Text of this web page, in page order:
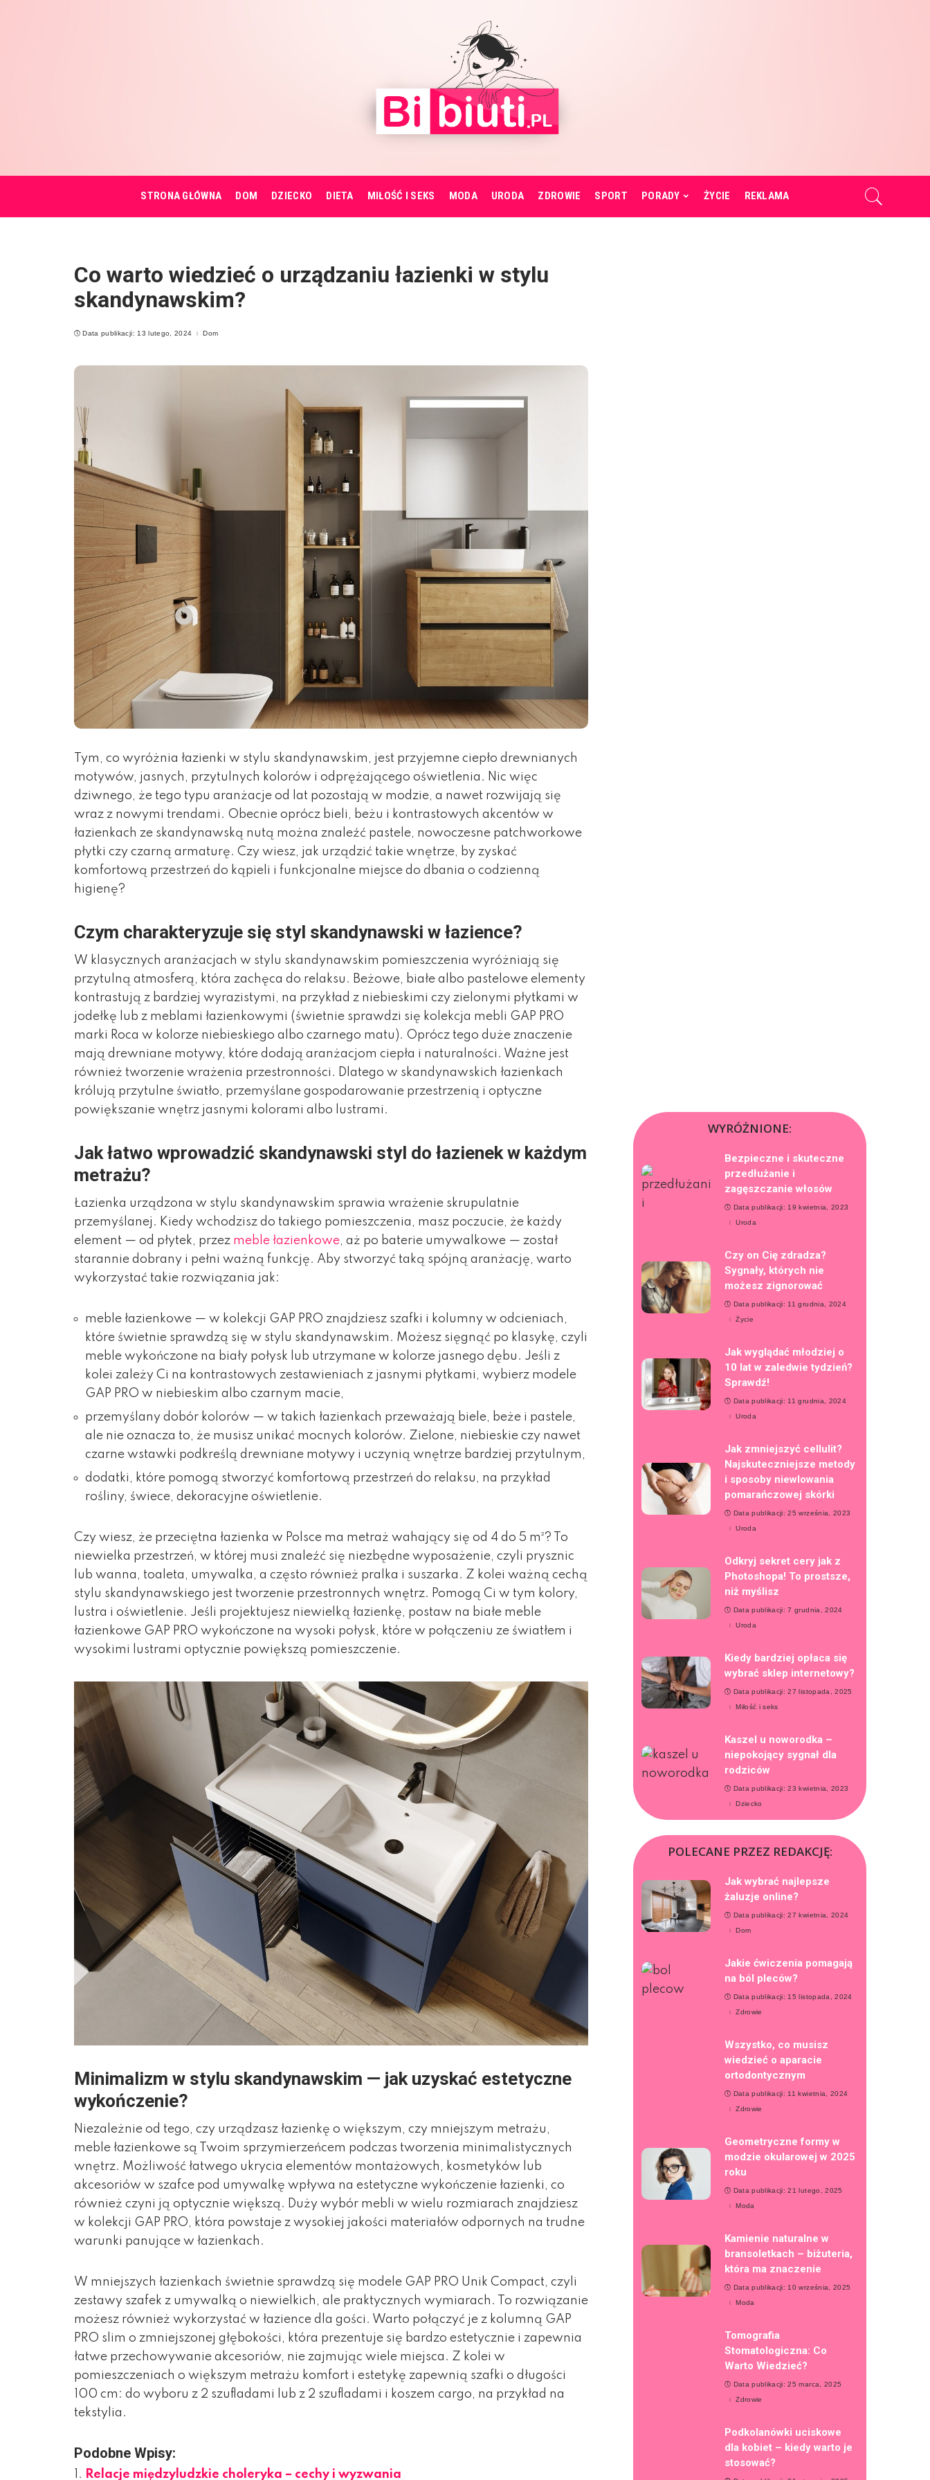
STRONA GŁÓWNA DOM DZIECKO DIETA MIŁOŚĆ I SEKS MODA URODA ZDROWIE SPORT PORADY ŻYCIE REKLAMA
Co warto wiedzieć o urządzaniu łazienki w stylu
skandynawskim?
Data publikacji: 13 lutego, 2024 Dom
Tym, co wyróżnia łazienki w stylu skandynawskim, jest przyjemne ciepło drewnianych
motywów, jasnych, przytulnych kolorów i odprężającego oświetlenia. Nic więc
dziwnego, że tego typu aranżacje od lat pozostają w modzie, a nawet rozwijają się
wraz z nowymi trendami. Obecnie oprócz bieli, beżu i kontrastowych akcentów w
łazienkach ze skandynawską nutą można znaleźć pastele, nowoczesne patchworkowe
płytki czy czarną armaturę. Czy wiesz, jak urządzić takie wnętrze, by zyskać
komfortową przestrzeń do kąpieli i funkcjonalne miejsce do dbania o codzienną
higienę?
Czym charakteryzuje się styl skandynawski w łazience?
W klasycznych aranżacjach w stylu skandynawskim pomieszczenia wyróżniają się
przytulną atmosferą, która zachęca do relaksu. Beżowe, białe albo pastelowe elementy
kontrastują z bardziej wyrazistymi, na przykład z niebieskimi czy zielonymi płytkami w
jodełkę lub z meblami łazienkowymi (świetnie sprawdzi się kolekcja mebli GAP PRO
marki Roca w kolorze niebieskiego albo czarnego matu). Oprócz tego duże znaczenie
mają drewniane motywy, które dodają aranżacjom ciepła i naturalności. Ważne jest
również tworzenie wrażenia przestronności. Dlatego w skandynawskich łazienkach
królują przytulne światło, przemyślane gospodarowanie przestrzenią i optyczne
powiększanie wnętrz jasnymi kolorami albo lustrami.
Jak łatwo wprowadzić skandynawski styl do łazienek w każdym
metrażu?
Łazienka urządzona w stylu skandynawskim sprawia wrażenie skrupulatnie
przemyślanej. Kiedy wchodzisz do takiego pomieszczenia, masz poczucie, że każdy
element — od płytek, przez meble łazienkowe, aż po baterie umywalkowe — został
starannie dobrany i pełni ważną funkcję. Aby stworzyć taką spójną aranżację, warto
wykorzystać takie rozwiązania jak:
meble łazienkowe — w kolekcji GAP PRO znajdziesz szafki i kolumny w odcieniach,
które świetnie sprawdzą się w stylu skandynawskim. Możesz sięgnąć po klasykę, czyli
meble wykończone na biały połysk lub utrzymane w kolorze jasnego dębu. Jeśli z
kolei zależy Ci na kontrastowych zestawieniach z jasnymi płytkami, wybierz modele
GAP PRO w niebieskim albo czarnym macie,
przemyślany dobór kolorów — w takich łazienkach przeważają biele, beże i pastele,
ale nie oznacza to, że musisz unikać mocnych kolorów. Zielone, niebieskie czy nawet
czarne wstawki podkreślą drewniane motywy i uczynią wnętrze bardziej przytulnym,
dodatki, które pomogą stworzyć komfortową przestrzeń do relaksu, na przykład
rośliny, świece, dekoracyjne oświetlenie.
Czy wiesz, że przeciętna łazienka w Polsce ma metraż wahający się od 4 do 5 m²? To
niewielka przestrzeń, w której musi znaleźć się niezbędne wyposażenie, czyli prysznic
lub wanna, toaleta, umywalka, a często również pralka i suszarka. Z kolei ważną cechą
stylu skandynawskiego jest tworzenie przestronnych wnętrz. Pomogą Ci w tym kolory,
lustra i oświetlenie. Jeśli projektujesz niewielką łazienkę, postaw na białe meble
łazienkowe GAP PRO wykończone na wysoki połysk, które w połączeniu ze światłem i
wysokimi lustrami optycznie powiększą pomieszczenie.
Minimalizm w stylu skandynawskim — jak uzyskać estetyczne
wykończenie?
Niezależnie od tego, czy urządzasz łazienkę o większym, czy mniejszym metrażu,
meble łazienkowe są Twoim sprzymierzeńcem podczas tworzenia minimalistycznych
wnętrz. Możliwość łatwego ukrycia elementów montażowych, kosmetyków lub
akcesoriów w szafce pod umywalkę wpływa na estetyczne wykończenie łazienki, co
również czyni ją optycznie większą. Duży wybór mebli w wielu rozmiarach znajdziesz
w kolekcji GAP PRO, która powstaje z wysokiej jakości materiałów odpornych na trudne
warunki panujące w łazienkach.
W mniejszych łazienkach świetnie sprawdzą się modele GAP PRO Unik Compact, czyli
zestawy szafek z umywalką o niewielkich, ale praktycznych wymiarach. To rozwiązanie
możesz również wykorzystać w łazience dla gości. Warto połączyć je z kolumną GAP
PRO slim o zmniejszonej głębokości, która prezentuje się bardzo estetycznie i zapewnia
łatwe przechowywanie akcesoriów, nie zajmując wiele miejsca. Z kolei w
pomieszczeniach o większym metrażu komfort i estetykę zapewnią szafki o długości
100 cm: do wyboru z 2 szufladami lub z 2 szufladami i koszem cargo, na przykład na
tekstylia.
Podobne Wpisy:
Relacje międzyludzkie choleryka – cechy i wyzwania
WYRÓŻNIONE:
Bezpieczne i skuteczne
przedłużanie i
zagęszczanie włosów
Data publikacji: 19 kwietnia, 2023
Uroda
Czy on Cię zdradza?
Sygnały, których nie
możesz zignorować
Data publikacji: 11 grudnia, 2024
Życie
Jak wyglądać młodziej o
10 lat w zaledwie tydzień?
Sprawdź!
Data publikacji: 11 grudnia, 2024
Uroda
Jak zmniejszyć cellulit?
Najskuteczniejsze metody
i sposoby niewlowania
pomarańczowej skórki
Data publikacji: 25 września, 2023
Uroda
Odkryj sekret cery jak z
Photoshopa! To prostsze,
niż myślisz
Data publikacji: 7 grudnia, 2024
Uroda
Kiedy bardziej opłaca się
wybrać sklep internetowy?
Data publikacji: 27 listopada, 2025
Miłość i seks
Kaszel u noworodka –
niepokojący sygnał dla
rodziców
Data publikacji: 23 kwietnia, 2023
Dziecko
POLECANE PRZEZ REDAKCJĘ:
Jak wybrać najlepsze
żaluzje online?
Data publikacji: 27 kwietnia, 2024
Dom
Jakie ćwiczenia pomagają
na ból pleców?
Data publikacji: 15 listopada, 2024
Zdrowie
Wszystko, co musisz
wiedzieć o aparacie
ortodontycznym
Data publikacji: 11 kwietnia, 2024
Zdrowie
Geometryczne formy w
modzie okularowej w 2025
roku
Data publikacji: 21 lutego, 2025
Moda
Kamienie naturalne w
bransoletkach – biżuteria,
która ma znaczenie
Data publikacji: 10 września, 2025
Moda
Tomografia
Stomatologiczna: Co
Warto Wiedzieć?
Data publikacji: 25 marca, 2025
Zdrowie
Podkolanówki uciskowe
dla kobiet – kiedy warto je
stosować?